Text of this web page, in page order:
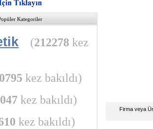
Kategoriler
(212278 kez
kez bakıldı)
kez bakıldı)
kez bakıldı)
Firma veya